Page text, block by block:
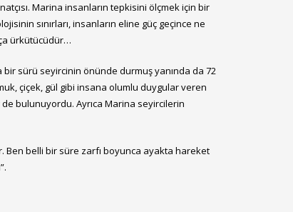
Marina insanların tepkisini ölçmek için bir
sınırları, insanların eline güç geçince ne
ürkütücüdür…
bir sürü seyircinin önünde durmuş yanında da 72
çiçek, gül gibi insana olumlu duygular veren
bulunuyordu. Ayrıca Marina seyircilerin
belli bir süre zarfı boyunca ayakta hareket